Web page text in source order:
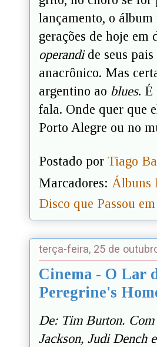
lançamento, o
gerações de hoje
operandide seus pais
anacrônico. Mas
argentino ao blues. É
fala. Onde quer que
Porto Alegre ou no
Postado por Tiago
Marcadores: Álbuns
Disco que Passou
terça-feira, 25 de
Cinema - O Lar
Peregrine's
De: Tim Burton.
Jackson, Judi Dench